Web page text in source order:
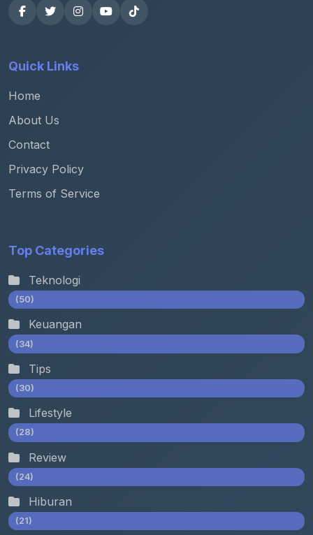
Quick Links
Home
About Us
Contact
Privacy Policy
Terms of Service
Top Categories
Teknologi
(50)
Keuangan
(34)
Tips
(30)
Lifestyle
(28)
Review
(24)
Hiburan
(21)